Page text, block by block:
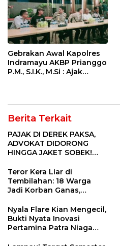
Gebrakan Awal Kapolres
Indramayu AKBP Prianggo
P.M., S.I.K., M.Si : Ajak
Berita Terkait
PAJAK DI DEREK PAKSA,
ADVOKAT DIDORONG
HINGGA JAKET SOBEK!
Ngamuk Kepung Polresta
Pekanbaru!
Teror Kera Liar di
Tembilahan: 18 Warga
Jadi Korban Ganas,
12 Jahitan!
Nyala Flare Kian Mengecil,
Bukti Nyata Inovasi
Pertamina Patra Niaga